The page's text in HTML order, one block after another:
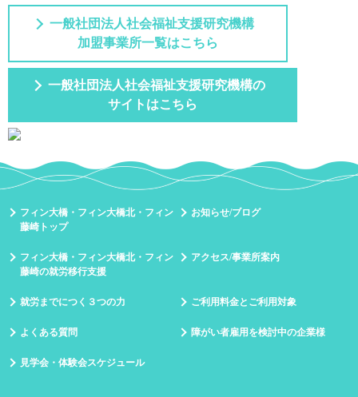
一般社団法人社会福祉支援研究機構
加盟事業所一覧はこちら
一般社団法人社会福祉支援研究機構の
サイトはこちら
フィン大橋・フィン大橋北・フィン
藤崎トップ
お知らせ/ブログ
フィン大橋・フィン大橋北・フィン
藤崎の就労移行支援
アクセス/事業所案内
就労までにつく３つの力 ご利用料金とご利用対象
よくある質問 障がい者雇用を検討中の企業様
見学会・体験会スケジュール